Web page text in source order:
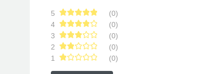
5
(0)
4
(0)
3
(0)
2
(0)
1
(0)